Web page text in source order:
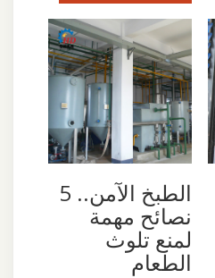
الطبخ الآمن.. 5
نصائح مهمة
لمنع تلوث
الطعام